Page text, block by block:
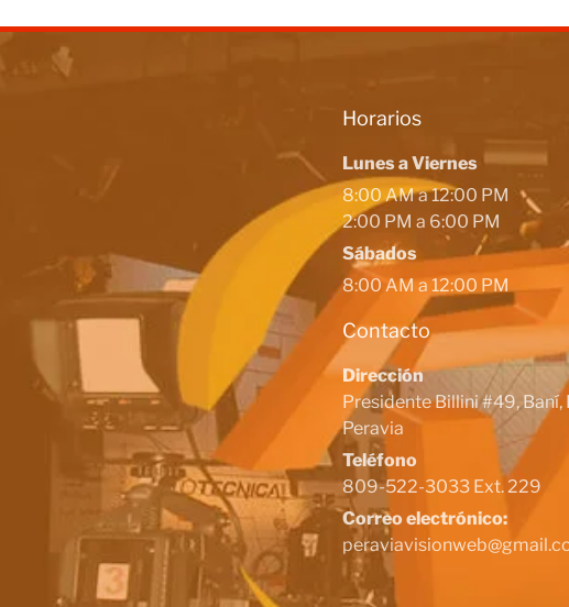
Horarios
Lunes a Viernes
8:00 AM a 12:00 PM
2:00 PM a 6:00 PM
Sábados
8:00 AM a 12:00 PM
Contacto
Dirección
Presidente Billini #49, Baní,
Peravia
Teléfono
809-522-3033 Ext. 229
Correo electrónico: